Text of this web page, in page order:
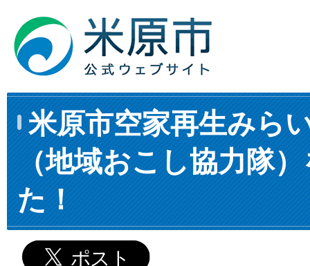
米原市空家再生みら
（地域おこし協力隊
た！